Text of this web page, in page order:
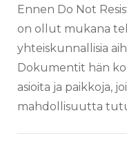
Ennen Do Not
on ollut mukana
yhteiskunnallisia
Dokumentit hän
asioita ja paikkoja,
mahdollisuutta